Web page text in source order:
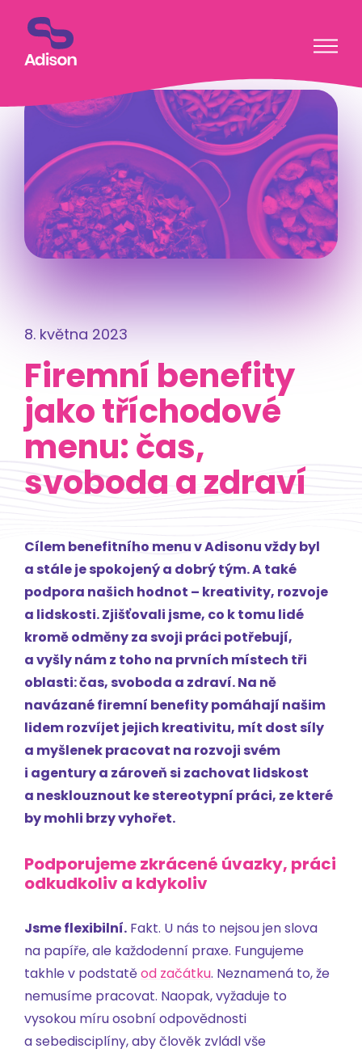
Přeskočit na obsah
Zpět na výpis článků
8. května 2023
Firemní benefity
jako tříchodové
menu: čas,
svoboda a zdraví
Cílem benefitního menu v Adisonu vždy byl
a stále je spokojený a dobrý tým. A také
podpora našich hodnot – kreativity, rozvoje
a lidskosti. Zjišťovali jsme, co k tomu lidé
kromě odměny za svoji práci potřebují,
a vyšly nám z toho na prvních místech tři
oblasti: čas, svoboda a zdraví. Na ně
navázané firemní benefity pomáhají našim
lidem rozvíjet jejich kreativitu, mít dost síly
a myšlenek pracovat na rozvoji svém
i agentury a zároveň si zachovat lidskost
a nesklouznout ke stereotypní práci, ze které
by mohli brzy vyhořet.
Podporujeme zkrácené úvazky, práci
odkudkoliv a kdykoliv
Jsme flexibilní. Fakt. U nás to nejsou jen slova
na papíře, ale každodenní praxe. Fungujeme
takhle v podstatěod začátku. Neznamená to, že
nemusíme pracovat. Naopak, vyžaduje to
vysokou míru osobní odpovědnosti
a sebedisciplíny, aby člověk zvládl vše